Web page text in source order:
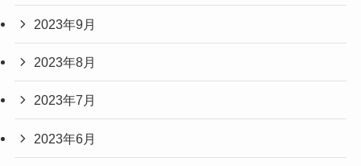
2023年9月
2023年8月
2023年7月
2023年6月